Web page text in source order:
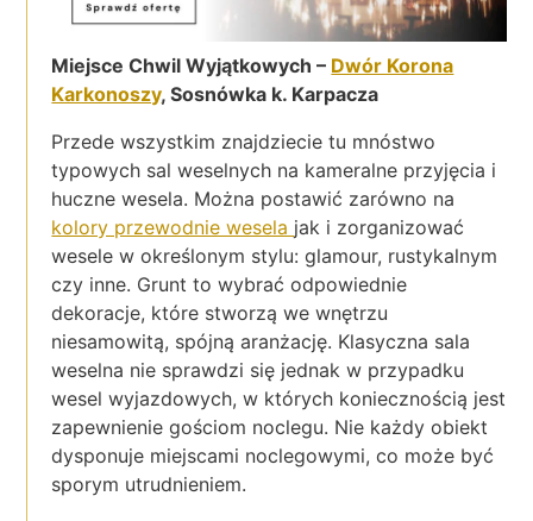
Miejsce Chwil Wyjątkowych – Dwór Korona
Karkonoszy, Sosnówka k. Karpacza
Przede wszystkim znajdziecie tu mnóstwo
typowych sal weselnych na kameralne przyjęcia i
huczne wesela. Można postawić zarówno na
kolory przewodnie wesela jak i zorganizować
wesele w określonym stylu: glamour, rustykalnym
czy inne. Grunt to wybrać odpowiednie
dekoracje, które stworzą we wnętrzu
niesamowitą, spójną aranżację. Klasyczna sala
weselna nie sprawdzi się jednak w przypadku
wesel wyjazdowych, w których koniecznością jest
zapewnienie gościom noclegu. Nie każdy obiekt
dysponuje miejscami noclegowymi, co może być
sporym utrudnieniem.